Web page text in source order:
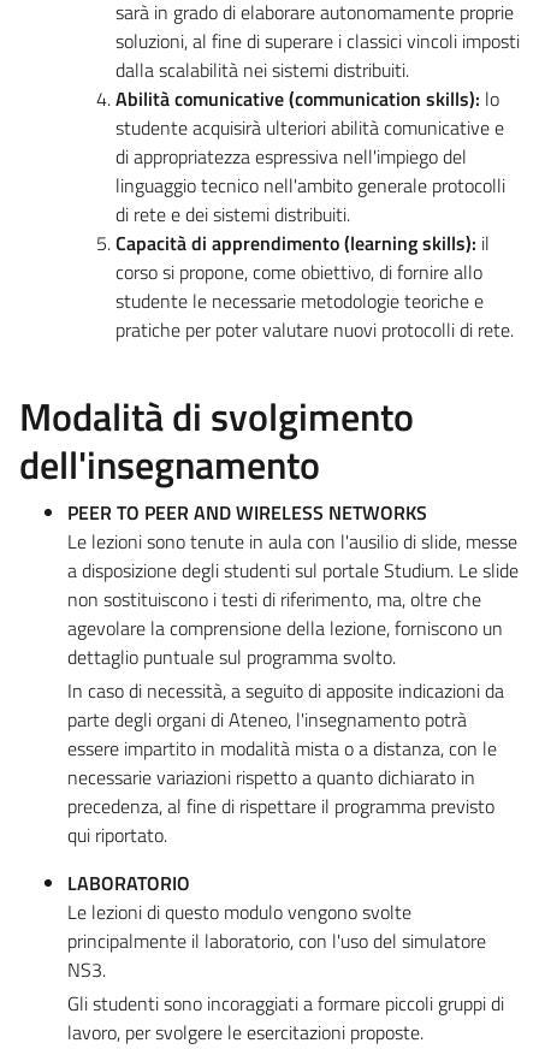
sarà in grado di elaborare autonomamente proprie
soluzioni, al fine di superare i classici vincoli imposti
dalla scalabilità nei sistemi distribuiti.
Abilità comunicative (communication skills): lo
studente acquisirà ulteriori abilità comunicative e
di appropriatezza espressiva nell'impiego del
linguaggio tecnico nell'ambito generale protocolli
di rete e dei sistemi distribuiti.
Capacità di apprendimento (learning skills): il
corso si propone, come obiettivo, di fornire allo
studente le necessarie metodologie teoriche e
pratiche per poter valutare nuovi protocolli di rete.
Modalità di svolgimento
dell'insegnamento
PEER TO PEER AND WIRELESS NETWORKS
Le lezioni sono tenute in aula con l'ausilio di slide, messe
a disposizione degli studenti sul portale Studium. Le slide
non sostituiscono i testi di riferimento, ma, oltre che
agevolare la comprensione della lezione, forniscono un
dettaglio puntuale sul programma svolto.
In caso di necessità, a seguito di apposite indicazioni da
parte degli organi di Ateneo, l'insegnamento potrà
essere impartito in modalità mista o a distanza, con le
necessarie variazioni rispetto a quanto dichiarato in
precedenza, al fine di rispettare il programma previsto
qui riportato.
LABORATORIO
Le lezioni di questo modulo vengono svolte
principalmente il laboratorio, con l'uso del simulatore
NS3.
Gli studenti sono incoraggiati a formare piccoli gruppi di
lavoro, per svolgere le esercitazioni proposte.